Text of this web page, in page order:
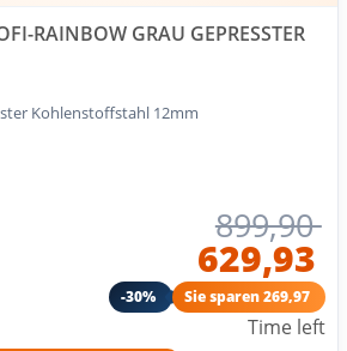
RAINBOW GRAU GEPRESSTER
Kohlenstoffstahl 12mm
899,90
629,93
-30% Sie sparen 269,97
Time left